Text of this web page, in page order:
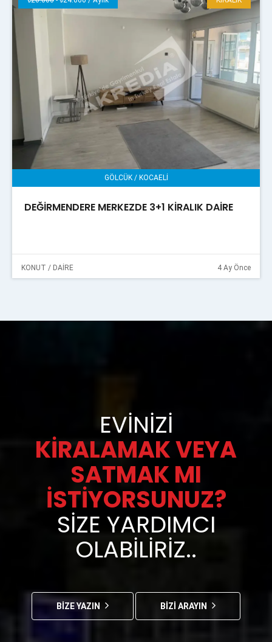
GÖLCÜK / KOCAELİ
DEĞİRMENDERE MERKEZDE 3+1 KİRALIK DAİRE
KONUT / DAİRE 4 Ay Önce
EVINIZI
KIRALAMAK VEYA
SATMAK MI
İSTIYORSUNUZ?
SIZE YARDIMCI
OLABILIRIZ..
BİZE YAZIN BİZİ ARAYIN